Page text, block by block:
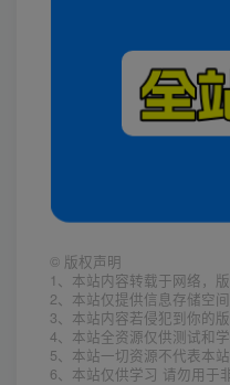
© 版权声明
1、本站内容转载于网络，
2、本站仅提供信息存储空
3、本站内容若侵犯到你的
4、本站全资源仅供测试和
5、本站一切资源不代表本
6、本站仅供学习 请勿用于